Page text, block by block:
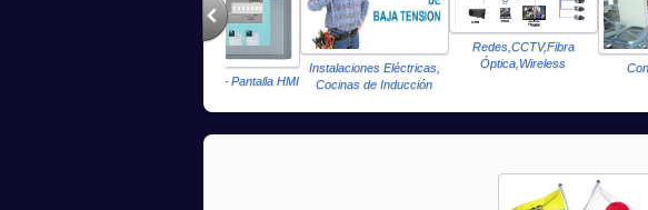
PLC Simatic + Pantalla HMI
Instalaciones Eléctricas,
Cocinas de Inducción
Redes,CCTV,Fibra
Óptica,Wireless
Control Industrial